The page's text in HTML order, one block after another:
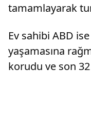
tamamlayarak
Ev sahibi ABD
yaşamasına
korudu ve son